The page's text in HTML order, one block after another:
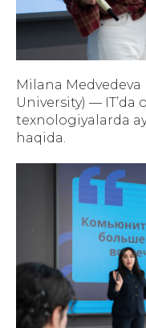
Milana
University) — IT’da
texnologiyalarda
haqida.